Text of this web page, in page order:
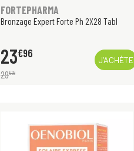
FORTEPHARMA
Bronzage Expert Forte Ph 2X28 Tabl
23€96
29€95
J’ACHÈTE